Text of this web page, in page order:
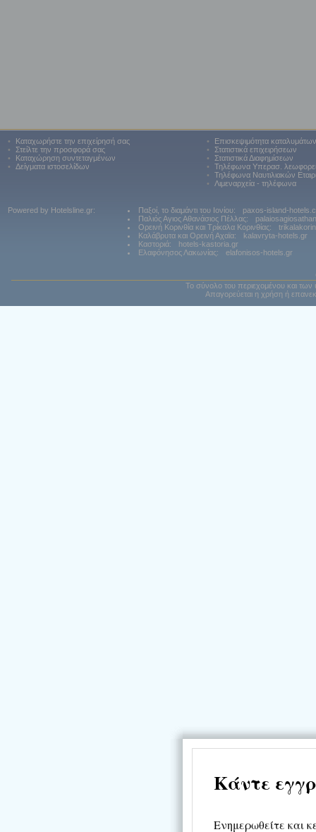
•
Καταχωρήστε την επιχείρησή σας
•
Στείλτε την προσφορά σας
•
Καταχώρηση συντεταγμένων
•
Δείγματα ιστοσελίδων
•
Επισκεψιμότητα καταλυμάτων
•
Στατιστικά επιχειρήσεων
•
Στατιστικά Διαφημίσεων
•
Τηλέφωνα Υπερασ.
•
Τηλέφωνα Ναυτιλιακών
•
Λιμεναρχεία - τηλέφωνα
Powered by Hotelsline.gr: Παξοί, το διαμάντι του Ιονίου:
paxos-island-
Παλιός Αγιος Αθανάσιος Πέλλας:
Ορεινή Κορινθία και Τρίκαλα Κορινθίας:
Καλάβρυτα και Ορεινή Αχαϊα:
kalavryta-hotels.gr
Καστοριά:
hotels-kastoria.gr
Ελαφόνησος Λακωνίας:
elafonisos-hotels.gr
Το σύνολο του περιεχομένου και των
Απαγορεύεται η χρήση ή